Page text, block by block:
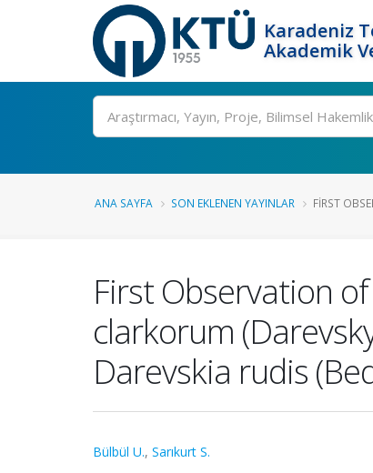
Karadeniz
Akademik
Ara
ANA SAYFA SON EKLENEN YAYINLAR FIRST
First Observation
clarkorum
Darevskia rudis
Bülbül U., Sarıkurt S.